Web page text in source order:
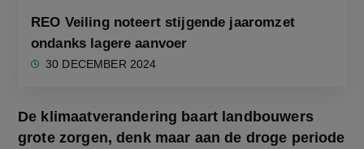
REO Veiling noteert stijgende jaaromzet
ondanks lagere aanvoer
30 DECEMBER 2024
De klimaatverandering baart landbouwers
grote zorgen, denk maar aan de droge periode